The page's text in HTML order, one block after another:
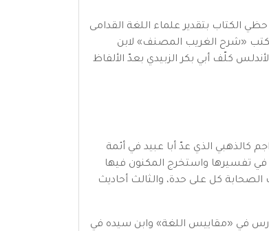
الكتاب بتقدير علماء اللغة القدامى
«شرح الغريب المصنف» لابن
كلّف أبي بكر الزبيدي بعدّ الألفاظ
كالذهبي الذي عدّ أبا عبيد في أئمة
تفسيرها واستخرج المكنون فيها
الصحابة كل على حدة، والثالث أحاديث
في «مقاييس اللغة» وابن سيده في